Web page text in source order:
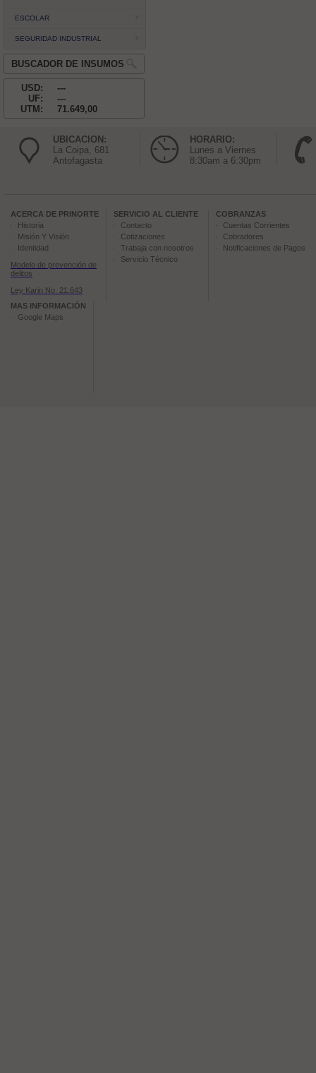
ESCOLAR
SEGURIDAD INDUSTRIAL
BUSCADOR DE INSUMOS
USD:
---
UF:
---
UTM:
71.649,00
UBICACION:
La Coipa, 681
Antofagasta
HORARIO:
Lunes a Viernes
8:30am a 6:30pm
ACERCA DE PRINORTE
Historia
Misión Y Visión
Identidad
Modelo de prevención de
delitos
Ley Karin No. 21.643
SERVICIO AL CLIENTE
Contacto
Cotizaciones
Trabaja con nosotros
Servicio Técnico
COBRANZAS
Cuentas Corrientes
Cobradores
Notificaciones de Pagos
MAS INFORMACIÓN
Google Maps